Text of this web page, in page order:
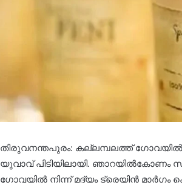
തിരുവനന്തപുരം: കല്ലമ്പലത്ത് ഗോവയിൽ
യുവാവ് പിടിയിലായി. ഞാറയിൽകോണം
ഗോവയിൽ നിന്ന് മദ്യം ട്രെയിൻ മാര്‍ഗം